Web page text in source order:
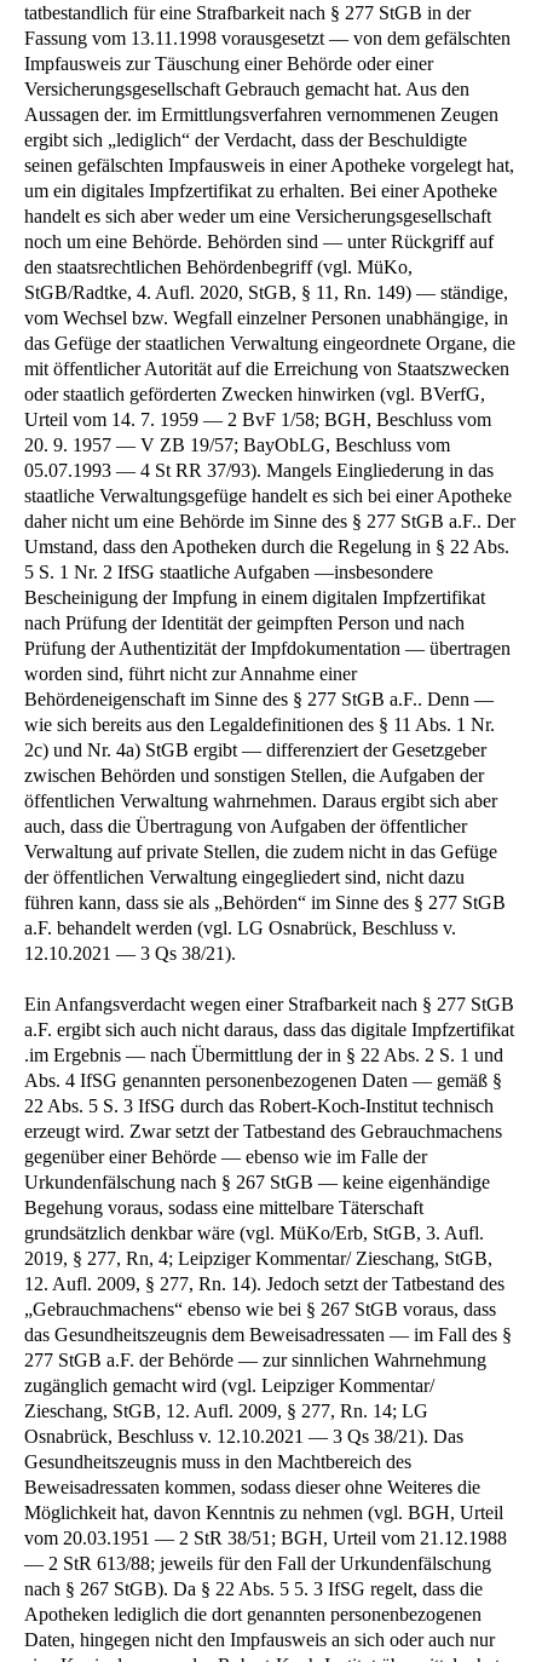
tatbestandlich für eine Strafbarkeit nach § 277 StGB in der
Fassung vom 13.11.1998 vorausgesetzt — von dem gefälschten
Impfausweis zur Täuschung einer Behörde oder einer
Versicherungsgesellschaft Gebrauch gemacht hat. Aus den
Aussagen der. im Ermittlungsverfahren vernommenen Zeugen
ergibt sich „lediglich“ der Verdacht, dass der Beschuldigte
seinen gefälschten Impfausweis in einer Apotheke vorgelegt hat,
um ein digitales Impfzertifikat zu erhalten. Bei einer Apotheke
handelt es sich aber weder um eine Versicherungsgesellschaft
noch um eine Behörde. Behörden sind — unter Rückgriff auf
den staatsrechtlichen Behördenbegriff (vgl. MüKo,
StGB/Radtke, 4. Aufl. 2020, StGB, § 11, Rn. 149) — ständige,
vom Wechsel bzw. Wegfall einzelner Personen unabhängige, in
das Gefüge der staatlichen Verwaltung eingeordnete Organe, die
mit öffentlicher Autorität auf die Erreichung von Staatszwecken
oder staatlich geförderten Zwecken hinwirken (vgl. BVerfG,
Urteil vom 14. 7. 1959 — 2 BvF 1/58; BGH, Beschluss vom
20. 9. 1957 — V ZB 19/57; BayObLG, Beschluss vom
05.07.1993 — 4 St RR 37/93). Mangels Eingliederung in das
staatliche Verwaltungsgefüge handelt es sich bei einer Apotheke
daher nicht um eine Behörde im Sinne des § 277 StGB a.F.. Der
Umstand, dass den Apotheken durch die Regelung in § 22 Abs.
5 S. 1 Nr. 2 IfSG staatliche Aufgaben —insbesondere
Bescheinigung der Impfung in einem digitalen Impfzertifikat
nach Prüfung der Identität der geimpften Person und nach
Prüfung der Authentizität der Impfdokumentation — übertragen
worden sind, führt nicht zur Annahme einer
Behördeneigenschaft im Sinne des § 277 StGB a.F.. Denn —
wie sich bereits aus den Legaldefinitionen des § 11 Abs. 1 Nr.
2c) und Nr. 4a) StGB ergibt — differenziert der Gesetzgeber
zwischen Behörden und sonstigen Stellen, die Aufgaben der
öffentlichen Verwaltung wahrnehmen. Daraus ergibt sich aber
auch, dass die Übertragung von Aufgaben der öffentlicher
Verwaltung auf private Stellen, die zudem nicht in das Gefüge
der öffentlichen Verwaltung eingegliedert sind, nicht dazu
führen kann, dass sie als „Behörden“ im Sinne des § 277 StGB
a.F. behandelt werden (vgl. LG Osnabrück, Beschluss v.
12.10.2021 — 3 Qs 38/21).
Ein Anfangsverdacht wegen einer Strafbarkeit nach § 277 StGB
a.F. ergibt sich auch nicht daraus, dass das digitale Impfzertifikat
.im Ergebnis — nach Übermittlung der in § 22 Abs. 2 S. 1 und
Abs. 4 IfSG genannten personenbezogenen Daten — gemäß §
22 Abs. 5 S. 3 IfSG durch das Robert-Koch-Institut technisch
erzeugt wird. Zwar setzt der Tatbestand des Gebrauchmachens
gegenüber einer Behörde — ebenso wie im Falle der
Urkundenfälschung nach § 267 StGB — keine eigenhändige
Begehung voraus, sodass eine mittelbare Täterschaft
grundsätzlich denkbar wäre (vgl. MüKo/Erb, StGB, 3. Aufl.
2019, § 277, Rn, 4; Leipziger Kommentar/ Zieschang, StGB,
12. Aufl. 2009, § 277, Rn. 14). Jedoch setzt der Tatbestand des
„Gebrauchmachens“ ebenso wie bei § 267 StGB voraus, dass
das Gesundheitszeugnis dem Beweisadressaten — im Fall des §
277 StGB a.F. der Behörde — zur sinnlichen Wahrnehmung
zugänglich gemacht wird (vgl. Leipziger Kommentar/
Zieschang, StGB, 12. Aufl. 2009, § 277, Rn. 14; LG
Osnabrück, Beschluss v. 12.10.2021 — 3 Qs 38/21). Das
Gesundheitszeugnis muss in den Machtbereich des
Beweisadressaten kommen, sodass dieser ohne Weiteres die
Möglichkeit hat, davon Kenntnis zu nehmen (vgl. BGH, Urteil
vom 20.03.1951 — 2 StR 38/51; BGH, Urteil vom 21.12.1988
— 2 StR 613/88; jeweils für den Fall der Urkundenfälschung
nach § 267 StGB). Da § 22 Abs. 5 5. 3 IfSG regelt, dass die
Apotheken lediglich die dort genannten personenbezogenen
Daten, hingegen nicht den Impfausweis an sich oder auch nur